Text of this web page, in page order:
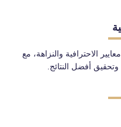
الاحترافية والنزاهة، مع
وتحقيق أفضل النتائج.